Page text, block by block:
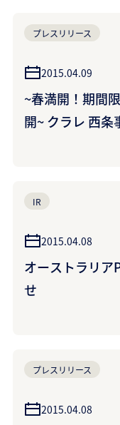
プレスリリース
2015.04.09
~春満開！期間
開~ クラレ 西条事業所にて24回「観桜会」を開
IR
2015.04.08
オーストラリ
せ
プレスリリース
2015.04.08